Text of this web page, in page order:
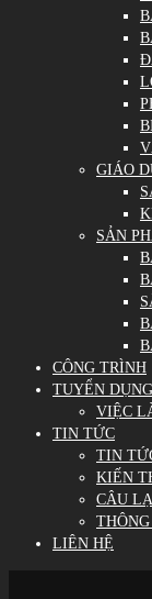
GIÁO
SẢN
CÔNG TRÌNH
TUYỂN DỤNG
VIỆC
TIN TỨC
TIN
KIẾN
CÂU
LIÊN HỆ